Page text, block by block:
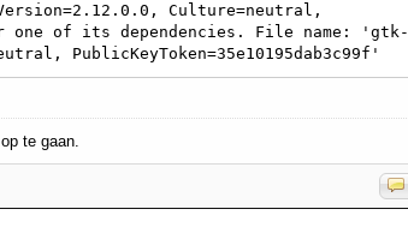
Culture=neutral,
or one of its dependencies. File name: 'gtk-
PublicKeyToken=35e10195dab3c99f'
te gaan.